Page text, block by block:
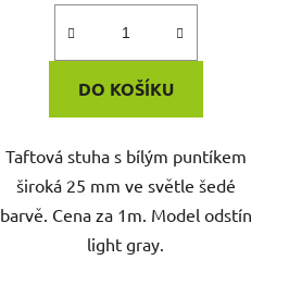
DO KOŠÍKU
Taftová stuha s bílým puntíkem
široká 25 mm ve světle šedé
barvě. Cena za 1m. Model odstín
light gray.